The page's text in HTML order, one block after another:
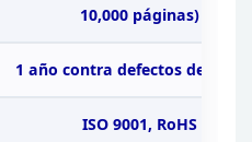
10,000páginas)
1 año contra defectos de
ISO 9001, RoHS